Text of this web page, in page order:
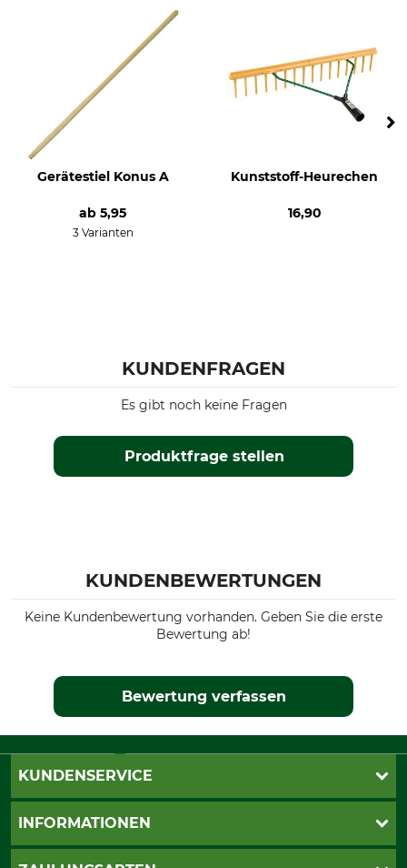
Gerätestiel Konus A
ab 5,95
3 Varianten
Kunststoff-Heurechen
16,90
KUNDENFRAGEN
Produktfrage stellen
Es gibt noch keine Fragen
KUNDENBEWERTUNGEN
Keine Kundenbewertung vorhanden. Geben Sie die erste
Bewertung ab!
Bewertung verfassen
KUNDENSERVICE
Live-Shopping
INFORMATIONEN
AGB